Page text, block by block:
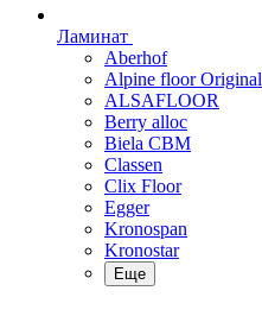
Ламинат
Aberhof
Alpine floor Original
ALSAFLOOR
Berry alloc
Biela CBM
Classen
Clix Floor
Egger
Kronospan
Kronostar
Еще